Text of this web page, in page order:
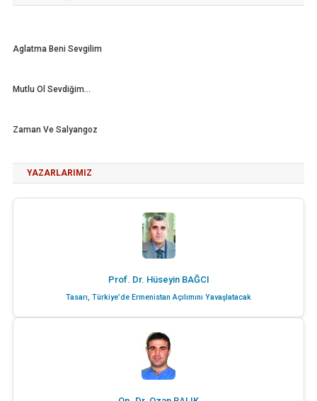
Aglatma Beni Sevgilim
Mutlu Ol Sevdiğim…
Zaman Ve Salyangoz
YAZARLARIMIZ
Prof. Dr. Hüseyin BAĞCI
Tasarı, Türkiye’de Ermenistan Açılımını Yavaşlatacak